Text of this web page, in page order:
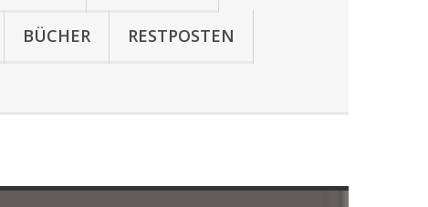
BÜCHER RESTPOSTEN